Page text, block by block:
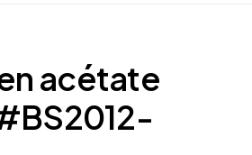
acétate